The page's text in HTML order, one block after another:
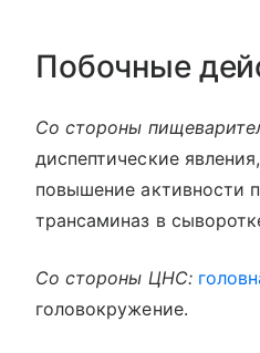
Побочные
Со стороны
диспептические
повышение активности
трансаминаз в
Со стороны ЦНС:
головокружение.